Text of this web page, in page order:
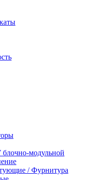
модульной
/ Фурнитура